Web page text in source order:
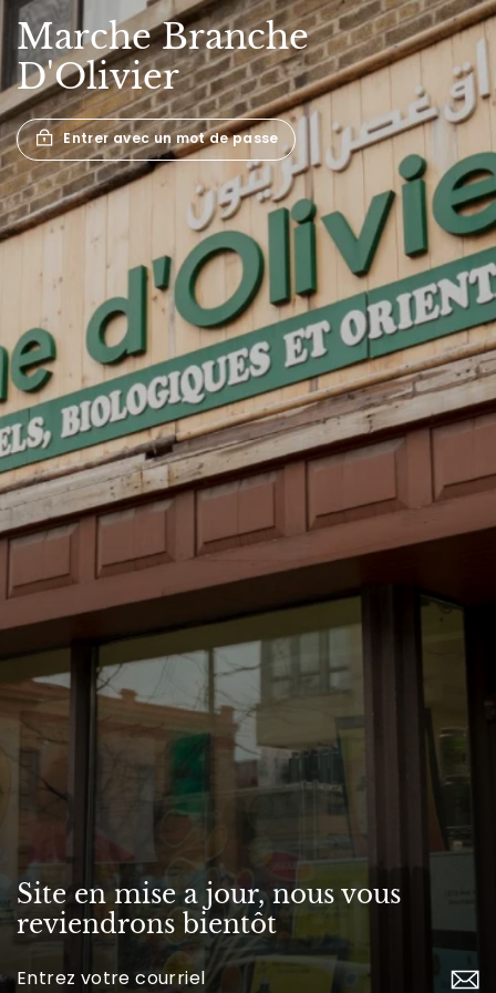
MarcheBranche
D'Olivier
Entrer avec un mot de passe
Site en mise a jour, nous vous
reviendrons bientôt
Inscrivez-